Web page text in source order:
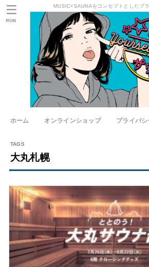
MUSIC×SAUNAをコンセプトとしたブラ
ホーム オンラインショップ プライバ
MENU
大丸札幌